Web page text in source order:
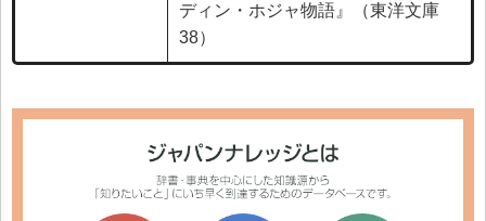
ディン・ホジャ物語』（東洋文庫
38）